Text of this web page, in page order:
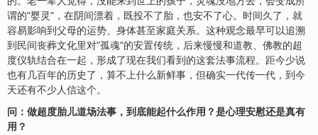
谓的"婴灵"，在阴间漂着，既投不了胎，也安不了心。时间久了，就
容易影响到父母的运势、身体甚至家庭关系。这种观念最早可以追溯
到民间丧葬文化里对"孤魂"的安置传统，后来慢慢和道教、佛教的超
度仪轨结合在一起，形成了现在我们看到的这套法事流程。距今少说
也有几百年的历史了，算不上什么新鲜事，但确实一代传一代，到今
天还有不少人信这个。
问：做超度胎儿道场法事，到底能起什么作用？是心理安慰还是真有
用？